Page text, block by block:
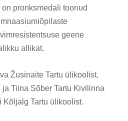
pronksmedali toonud
geene
allikat.
Žusinaite Tartu ülikoolist,
Tiina Sõber Tartu Kivilinna
Tartu ülikoolist.